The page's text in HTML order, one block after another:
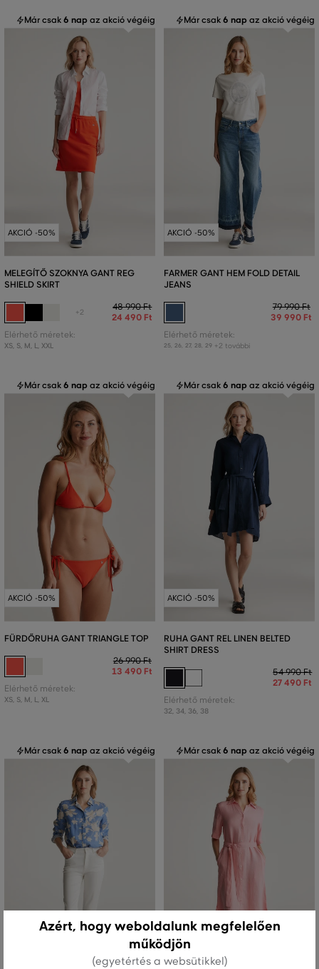
Már csak6 nap az akció végéig
AKCIÓ -50%
MELEGÍTŐ SZOKNYA GANT REG
SHIELD SKIRT
+2
48 990 Ft
24 490 Ft
Elérhető méretek:
XS, S, M, L, XXL
Már csak6 nap az akció végéig
AKCIÓ -50%
FARMER GANT HEM FOLD DETAIL
JEANS
79 990 Ft
39 990 Ft
Elérhető méretek:
25 26 27, 28 29 +2 további
Már csak6 nap az akció végéig
AKCIÓ -50%
FÜRDŐRUHA GANT TRIANGLE TOP
26 990 Ft
13 490 Ft
Elérhető méretek:
XS, S, M, L, XL
Már csak6 nap az akció végéig
AKCIÓ -50%
RUHA GANT REL LINEN BELTED
SHIRT DRESS
54 990 Ft
27 490 Ft
Elérhető méretek:
32, 34, 36, 38
Már csak6 nap az akció végéig Már csak6 nap az akció végéig
AKCIÓ -50%
Azért, hogy weboldalunk megfelelően
működjön
(egyetértés a websütikkel)